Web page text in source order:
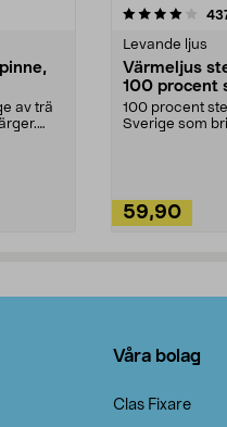
av trä
Levande ljus
Värmeljus
100 procent
100 procent
Sverige som
59,90
Våra bolag
Clas Fixare